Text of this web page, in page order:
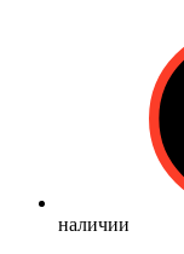
наличии